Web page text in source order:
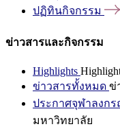
ปฏิทินกิจกรรม
ข่าวสารและกิจกรรม
Highlights
ข่าวสารทั้งหมด ข่
ประกาศจุฬาลงก
มหาวิทยาลัย